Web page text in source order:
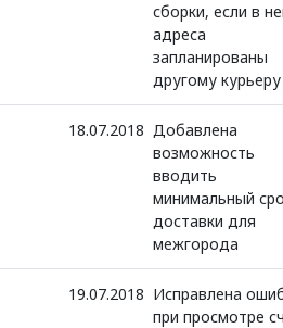
сборки, если в
адреса
запланированы
другому курьеру
18.07.2018 Добавлена
возможность
вводить
минимальный
доставки для
межгорода
19.07.2018 Исправлена
при просмотре